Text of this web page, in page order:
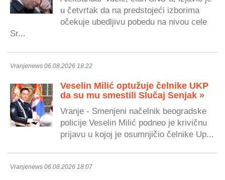
u četvrtak da na predstojeći izborima
očekuje ubedljivu pobedu na nivou cele
Sr...
Vranjenews 06.08.2026 18:22
Veselin Milić optužuje čelnike UKP
da su mu smestili Slučaj Senjak »
Vranje - Smenjeni načelnik beogradske
policije Veselin Milić podneo je krivičnu
prijavu u kojoj je osumnjičio čelnike Up...
Vranjenews 06.08.2026 18:07